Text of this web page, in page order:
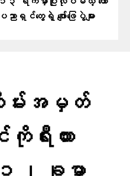
င်တွေရဲ့ ဖျော်ဖြေပွဲများ
မ်းအမှတ်
ရီးယား